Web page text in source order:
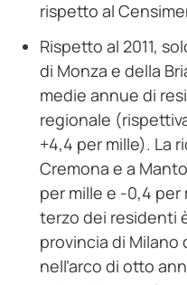
rispetto al
Rispetto al 2011,
di Monza e della
medie annue di
regionale
+4,4 per mille). La
Cremona e a
per mille e -0,4 per
terzo dei residenti
provincia di Milano
nell’arco di otto